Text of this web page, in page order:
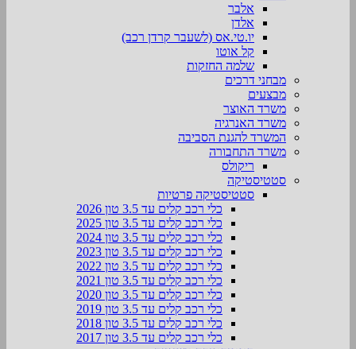
אלבר
אלדן
יו.טי.אס (לשעבר קרדן רכב)
קל אוטו
שלמה החזקות
מבחני דרכים
מבצעים
משרד האוצר
משרד האנרגיה
המשרד להגנת הסביבה
משרד התחבורה
ריקולס
סטטיסטיקה
סטטיסטיקה פרטיות
כלי רכב קלים עד 3.5 טון 2026
כלי רכב קלים עד 3.5 טון 2025
כלי רכב קלים עד 3.5 טון 2024
כלי רכב קלים עד 3.5 טון 2023
כלי רכב קלים עד 3.5 טון 2022
כלי רכב קלים עד 3.5 טון 2021
כלי רכב קלים עד 3.5 טון 2020
כלי רכב קלים עד 3.5 טון 2019
כלי רכב קלים עד 3.5 טון 2018
כלי רכב קלים עד 3.5 טון 2017